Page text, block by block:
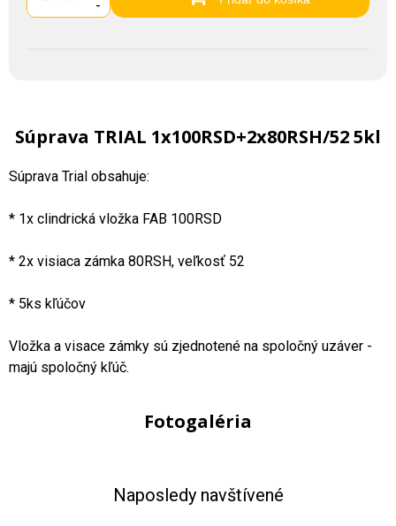
-
Súprava TRIAL 1x100RSD+2x80RSH/52 5kl
Súprava Trial obsahuje:
* 1x clindrická vložka FAB 100RSD
* 2x visiaca zámka 80RSH, veľkosť 52
* 5ks kľúčov
Vložka a visace zámky sú zjednotené na spoločný uzáver -
majú spoločný kľúč.
Fotogaléria
Naposledy navštívené